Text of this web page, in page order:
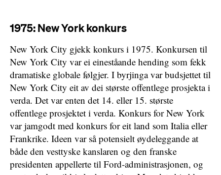
1975: New York konkurs
New York City gjekk konkurs i 1975. Konkursen til
New York City var ei eineståande hending som fekk
dramatiske globale følgjer. I byrjinga var budsjettet til
New York City eit av dei største offentlege prosjekta i
verda. Det var enten det 14. eller 15. største
offentlege prosjektet i verda. Konkurs for New York
var jamgodt med konkurs for eit land som Italia eller
Frankrike. Ideen var så potensielt øydeleggande at
både den vesttyske kanslaren og den franske
presidenten appellerte til Ford-administrasjonen, og